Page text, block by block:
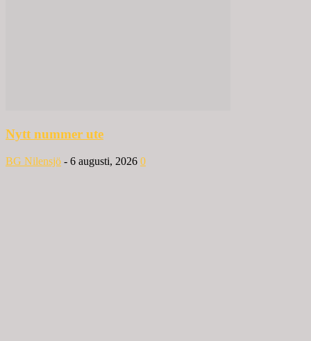
Nytt nummer ute
BG Nilensjö - 6 augusti, 2026 0